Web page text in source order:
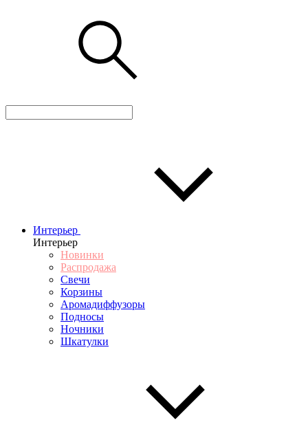
Интерьер
Интерьер
Новинки
Распродажа
Свечи
Корзины
Аромадиффузоры
Подносы
Ночники
Шкатулки